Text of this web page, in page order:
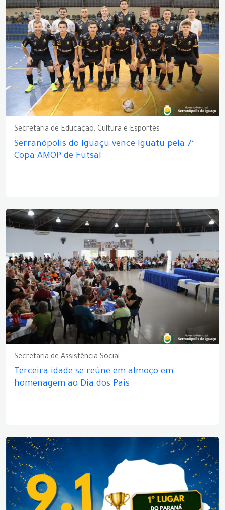
Secretaria de Educação, Cultura e Esportes
Serranópolis do Iguaçu vence Iguatu pela 7ª
Copa AMOP de Futsal
Secretaria de Assistência Social
Terceira idade se reúne em almoço em
homenagem ao Dia dos Pais